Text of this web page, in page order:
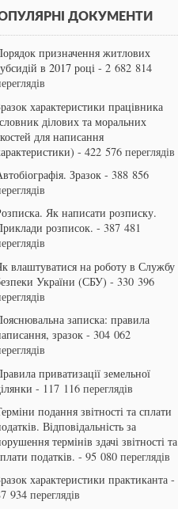
ДОКУМЕНТИ
призначення житлових
в 2017 році- 2 682 814
характеристики працівника
ділових та моральних
для написання
- 422 576 переглядів
Зразок- 388 856
Як написати розписку.
розписок. - 387 481
влаштуватися на роботу в Службу
України (СБУ) - 330 396
записка: правила
зразок- 304 062
приватизації земельної
- 117 116 переглядів
подання звітності та сплати
Відповідальність за
термінів здачі звітності та
податків. - 95 080 переглядів
характеристики практиканта-
934 переглядів